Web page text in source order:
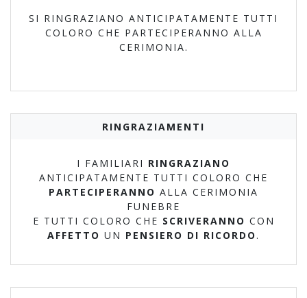
SI RINGRAZIANO ANTICIPATAMENTE TUTTI
COLORO CHE PARTECIPERANNO ALLA
CERIMONIA.
RINGRAZIAMENTI
I FAMILIARI RINGRAZIANO
ANTICIPATAMENTE TUTTI COLORO CHE
PARTECIPERANNO ALLA CERIMONIA
FUNEBRE
E TUTTI COLORO CHE SCRIVERANNO CON
AFFETTO UN PENSIERO DI RICORDO .